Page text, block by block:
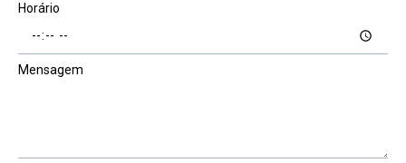
Horário
Mensagem